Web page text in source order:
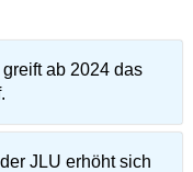
ab 2024 das
JLU erhöht sich